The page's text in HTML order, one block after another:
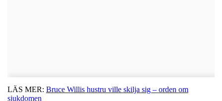
LÄS MER: Bruce Willis hustru ville skilja sig – orden om
sjukdomen